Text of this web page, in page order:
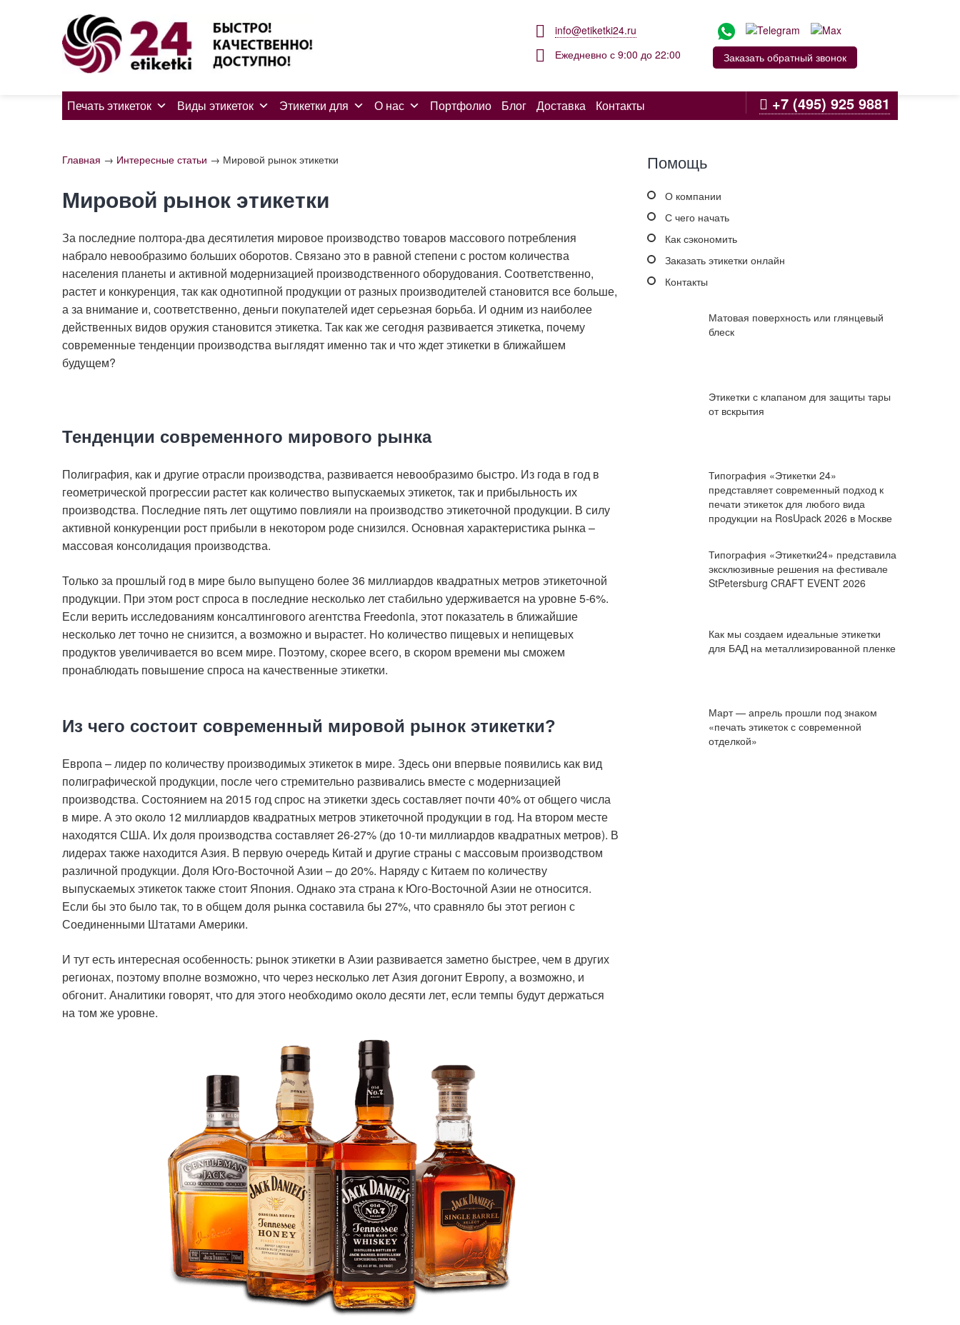
info@etiketki24.ru
Ежедневно с 9:00 до 22:00
Заказать обратный звонок
Печать этикеток Виды этикеток Этикетки для О нас Портфолио Блог Доставка Контакты +7 (495) 925 9881
Главная → Интересные статьи → Мировой рынок этикетки
Мировой рынок этикетки
За последние полтора-два десятилетия мировое производство товаров массового потребления
набрало невообразимо больших оборотов. Связано это в равной степени с ростом количества
населения планеты и активной модернизацией производственного оборудования. Соответственно,
растет и конкуренция, так как однотипной продукции от разных производителей становится все больше,
а за внимание и, соответственно, деньги покупателей идет серьезная борьба. И одним из наиболее
действенных видов оружия становится этикетка. Так как же сегодня развивается этикетка, почему
современные тенденции производства выглядят именно так и что ждет этикетки в ближайшем
будущем?
Тенденции современного мирового рынка
Полиграфия, как и другие отрасли производства, развивается невообразимо быстро. Из года в год в
геометрической прогрессии растет как количество выпускаемых этикеток, так и прибыльность их
производства. Последние пять лет ощутимо повлияли на производство этикеточной продукции. В силу
активной конкуренции рост прибыли в некотором роде снизился. Основная характеристика рынка –
массовая консолидация производства.
Только за прошлый год в мире было выпущено более 36 миллиардов квадратных метров этикеточной
продукции. При этом рост спроса в последние несколько лет стабильно удерживается на уровне 5-6%.
Если верить исследованиям консалтингового агентства Freedonia, этот показатель в ближайшие
несколько лет точно не снизится, а возможно и вырастет. Но количество пищевых и непищевых
продуктов увеличивается во всем мире. Поэтому, скорее всего, в скором времени мы сможем
пронаблюдать повышение спроса на качественные этикетки.
Из чего состоит современный мировой рынок этикетки?
Европа – лидер по количеству производимых этикеток в мире. Здесь они впервые появились как вид
полиграфической продукции, после чего стремительно развивались вместе с модернизацией
производства. Состоянием на 2015 год спрос на этикетки здесь составляет почти 40% от общего числа
в мире. А это около 12 миллиардов квадратных метров этикеточной продукции в год. На втором месте
находятся США. Их доля производства составляет 26-27% (до 10-ти миллиардов квадратных метров). В
лидерах также находится Азия. В первую очередь Китай и другие страны с массовым производством
различной продукции. Доля Юго-Восточной Азии – до 20%. Наряду с Китаем по количеству
выпускаемых этикеток также стоит Япония. Однако эта страна к Юго-Восточной Азии не относится.
Если бы это было так, то в общем доля рынка составила бы 27%, что сравняло бы этот регион с
Соединенными Штатами Америки.
И тут есть интересная особенность: рынок этикетки в Азии развивается заметно быстрее, чем в других
регионах, поэтому вполне возможно, что через несколько лет Азия догонит Европу, а возможно, и
обгонит. Аналитики говорят, что для этого необходимо около десяти лет, если темпы будут держаться
на том же уровне.
Помощь
О компании
С чего начать
Как сэкономить
Заказать этикетки онлайн
Контакты
Матовая поверхность или глянцевый
блеск
Этикетки с клапаном для защиты тары
от вскрытия
Типография «Этикетки 24»
представляет современный подход к
печати этикеток для любого вида
продукции на RosUpack 2026 в Москве
Типография «Этикетки24» представила
эксклюзивные решения на фестивале
StPetersburg CRAFT EVENT 2026
Как мы создаем идеальные этикетки
для БАД на металлизированной пленке
Март — апрель прошли под знаком
«печать этикеток с современной
отделкой»